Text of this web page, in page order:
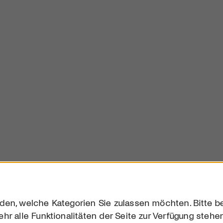
Impressum
welche Kategorien Sie zulassen möchten. Bitte
alle Funktionalitäten der Seite zur Verfügung